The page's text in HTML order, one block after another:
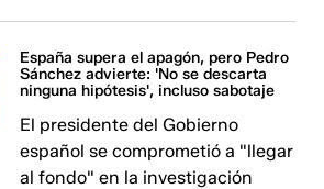
España supera el apagón, pero Pedro
Sánchez advierte: 'No se descarta
ninguna hipótesis', incluso sabotaje
El presidente del Gobierno
español se comprometió a "llegar
al fondo" en la investigación